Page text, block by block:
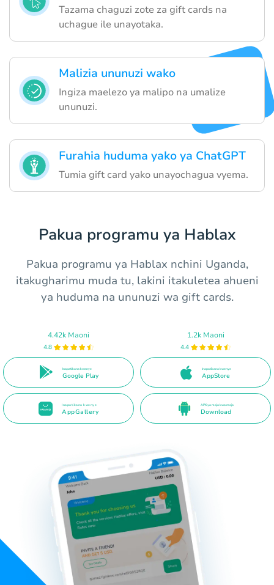
Tazama chaguzi zote za gift cards na
uchague ile unayotaka.
Malizia ununuzi wako
Ingiza maelezo ya malipo na umalize
ununuzi.
Furahia huduma yako ya ChatGPT
Tumia gift card yako unayochagua vyema.
Pakua programu ya Hablax
Pakua programu ya Hablax nchini Uganda,
itakugharimu muda tu, lakini itakuletea ahueni
ya huduma na ununuzi wa gift cards.
4.42k Maoni
4.8
Inapatikana kwenye
Google Play
1.2k Maoni
4.4
Inapatikana kwenye
AppStore
Inapatikana kwenye
AppGallery
APK ya moja kwa moja
Download